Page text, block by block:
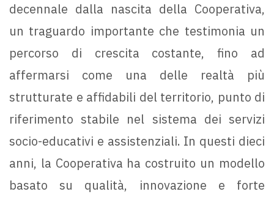
decennale dalla nascita della Cooperativa,
un traguardo importante che testimonia un
percorso di crescita costante, fino ad
affermarsi come una delle realtà più
strutturate e affidabili del territorio, punto di
riferimento stabile nel sistema dei servizi
socio-educativi e assistenziali. In questi dieci
anni, la Cooperativa ha costruito un modello
basato su qualità, innovazione e forte